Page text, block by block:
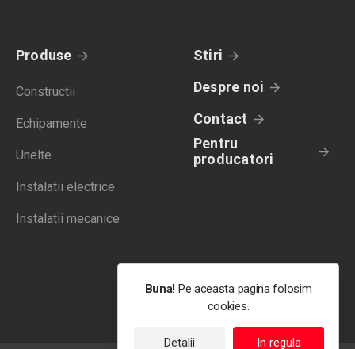
Produse
Constructii
Echipamente
Unelte
Instalatii electrice
Instalatii mecanice
Stiri
Despre noi
Contact
Pentru
producatori
Buna! Pe aceasta pagina folosim
cookies.
Detalii In regula